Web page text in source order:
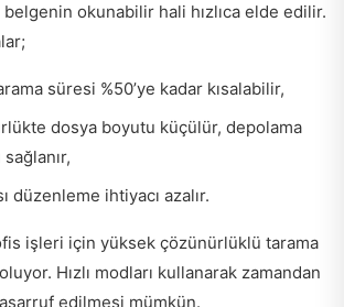
okunabilir hali hızlıca elde edilir.
süresi %50’ye kadar kısalabilir,
dosya boyutu küçülür, depolama
düzenleme ihtiyacı azalır.
işleri için yüksek çözünürlüklü tarama
Hızlı modları kullanarak zamandan
edilmesi mümkün.